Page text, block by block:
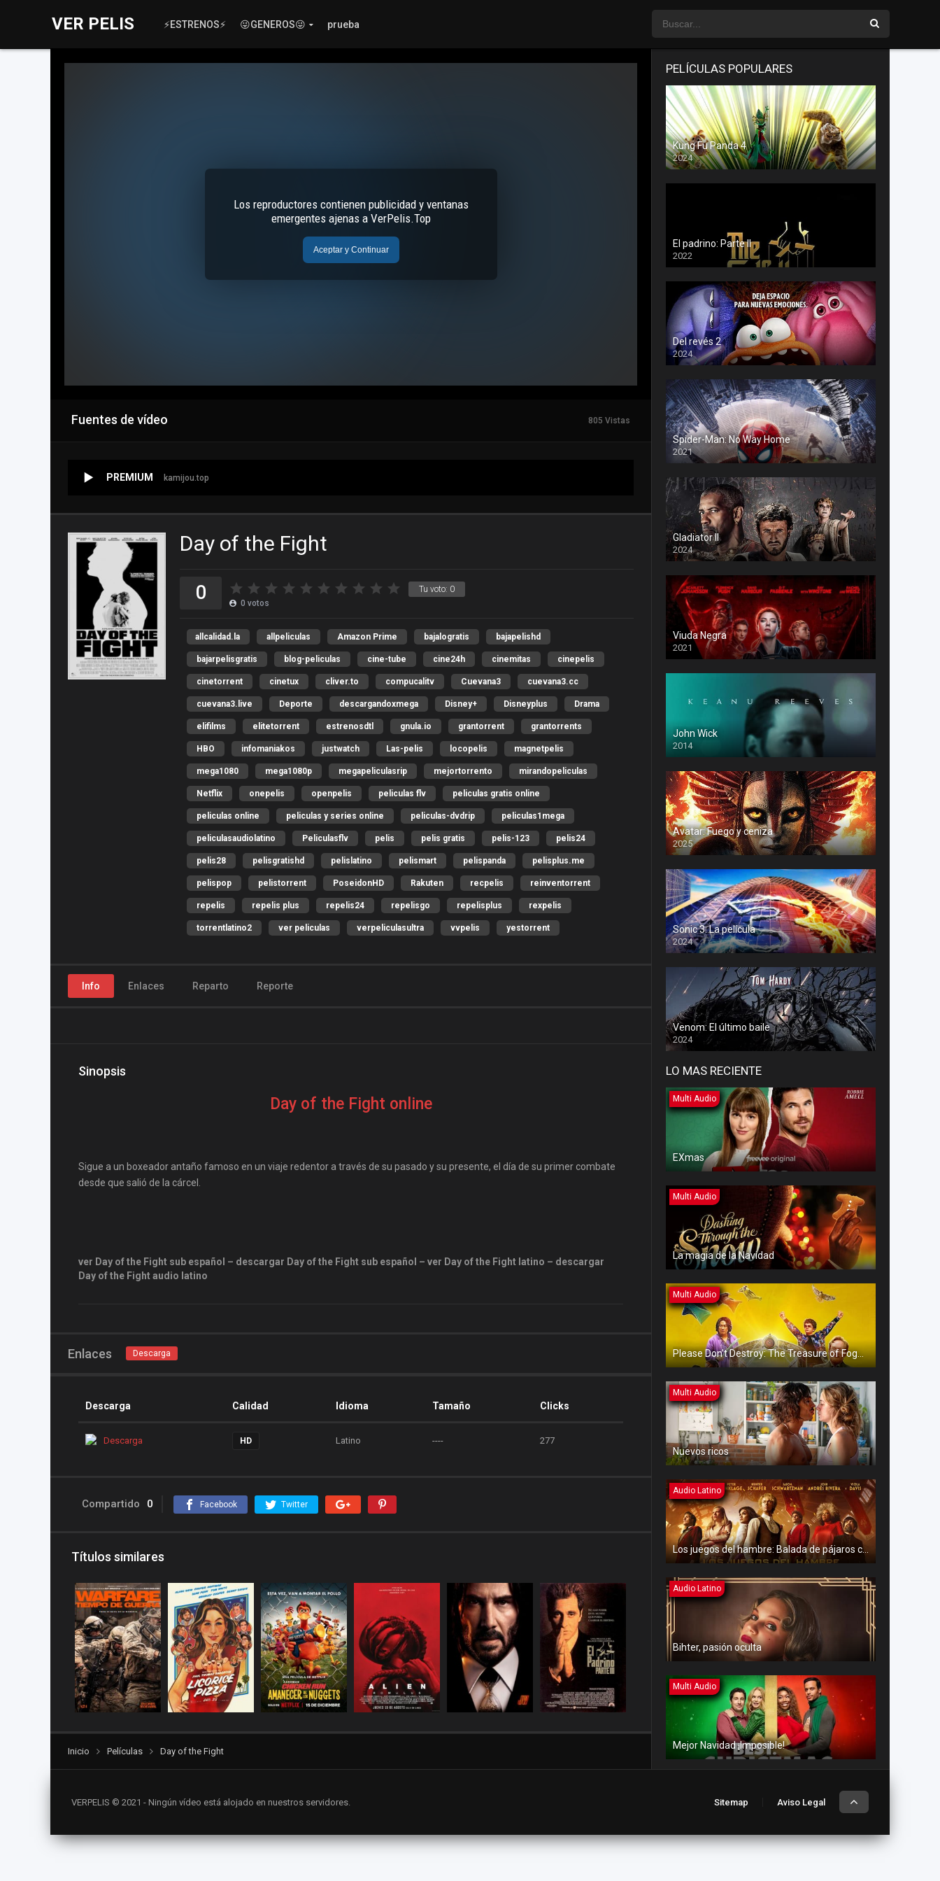
VER PELIS ⚡ESTRENOS⚡ 😜GENEROS😜 prueba
Fuentes de vídeo 805 Vistas
PREMIUM kamijou.top
Day of the Fight
Tu voto: 0
0 0 votos
allcalidad.la allpeliculas Amazon Prime bajalogratis bajapelishd
bajarpelisgratis blog-peliculas cine-tube cine24h cinemitas cinepelis
cinetorrent cinetux cliver.to compucalitv Cuevana3 cuevana3.cc
cuevana3.live Deporte descargandoxmega Disney+ Disneyplus Drama
elifilms elitetorrent estrenosdtl gnula.io grantorrent grantorrents
HBO infomaniakos justwatch Las-pelis locopelis magnetpelis
mega1080 mega1080p megapeliculasrip mejortorrento mirandopeliculas
Netflix onepelis openpelis peliculas flv peliculas gratis online
peliculas online peliculas y series online peliculas-dvdrip peliculas1mega
peliculasaudiolatino Peliculasflv pelis pelis gratis pelis-123 pelis24
pelis28 pelisgratishd pelislatino pelismart pelispanda pelisplus.me
pelispop pelistorrent PoseidonHD Rakuten recpelis reinventorrent
repelis repelis plus repelis24 repelisgo repelisplus rexpelis
torrentlatino2 ver peliculas verpeliculasultra vvpelis yestorrent
Info Enlaces Reparto Reporte
Sinopsis
Day of the Fight online
Sigue a un boxeador antaño famoso en un viaje redentor a través de su pasado y su presente, el día de su primer combate
desde que salió de la cárcel.
ver Day of the Fight sub español – descargar Day of the Fight sub español – ver Day of the Fight latino – descargar
Day of the Fight audio latino
Enlaces Descarga
Descarga Calidad Idioma Tamaño Clicks
Descarga HD Latino ---- 277
Compartido 0 Facebook Twitter
Títulos similares
Inicio Películas Day of the Fight
PELÍCULAS POPULARES
Kung Fu Panda 4
2024
El padrino: Parte II
2022
Del revés 2
2024
Spider-Man: No Way Home
2021
Gladiator II
2024
Viuda Negra
2021
John Wick
2014
Avatar: Fuego y ceniza
2025
Sonic 3: La película
2024
Venom: El último baile
2024
LO MAS RECIENTE
Multi Audio
EXmas
Multi Audio
La magia de la Navidad
Multi Audio
Please Don’t Destroy: The Treasure of Foggy Mountain
Multi Audio
Nuevos ricos
Audio Latino
Los juegos del hambre: Balada de pájaros cantores y serpientes
Audio Latino
Bihter, pasión oculta
Multi Audio
Mejor Navidad ¡Imposible!
Amor en aguas turbulentas
VERPELIS © 2021 - Ningún vídeo está alojado en nuestros servidores. Sitemap Aviso Legal